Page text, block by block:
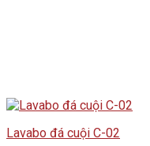
Lavabo đá cuội C-02